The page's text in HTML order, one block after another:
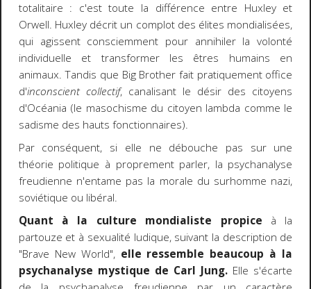
totalitaire : c'est toute la différence entre Huxley et
Orwell. Huxley décrit un complot des élites mondialisées,
qui agissent consciemment pour annihiler la volonté
individuelle et transformer les êtres humains en
animaux. Tandis que Big Brother fait pratiquement office
d'inconscient collectif, canalisant le désir des citoyens
d'Océania (le masochisme du citoyen lambda comme le
sadisme des hauts fonctionnaires).
Par conséquent, si elle ne débouche pas sur une
théorie politique à proprement parler, la psychanalyse
freudienne n'entame pas la morale du surhomme nazi,
soviétique ou libéral.
Quant à la culture mondialiste propice à la
partouze et à sexualité ludique, suivant la description de
"Brave New World", elle ressemble beaucoup à la
psychanalyse mystique de Carl Jung. Elle s'écarte